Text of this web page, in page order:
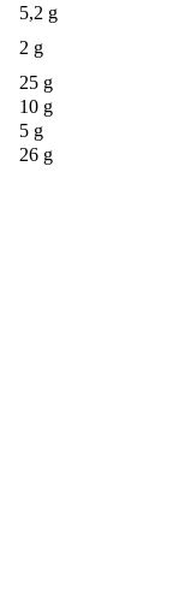
5,2 g
2 g
25 g
10 g
5 g
26 g